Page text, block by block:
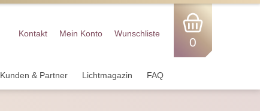
Kontakt Mein Konto Wunschliste
0
Kunden & Partner Lichtmagazin FAQ